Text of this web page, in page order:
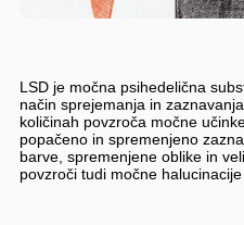
LSD je močna psihedelična
način sprejemanja in
količinah povzroča močne
popačeno in spremenjeno
barve, spremenjene oblike in
povzroči tudi močne